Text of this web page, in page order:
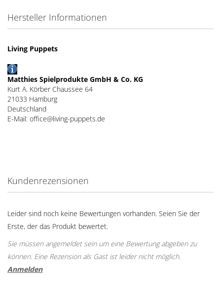
Hersteller Informationen
Living Puppets
Matthies Spielprodukte GmbH & Co. KG
Kurt A. Körber Chaussee 64
21033 Hamburg
Deutschland
E-Mail: office@living-puppets.de
Kundenrezensionen
Leider sind noch keine Bewertungen vorhanden. Seien Sie der
Erste, der das Produkt bewertet.
Sie müssen angemeldet sein um eine Bewertung abgeben zu
können. Eine Rezension als Gast ist leider nicht möglich.
Anmelden